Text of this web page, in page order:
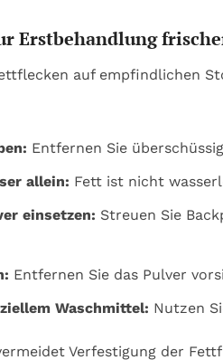
Erstbehandlung
auf empfindlichen
Entfernen Sie
allein: Fett ist nicht
einsetzen: Streuen Sie
Entfernen Sie das Pulver
Waschmittel: Nutzen
Verfestigung der